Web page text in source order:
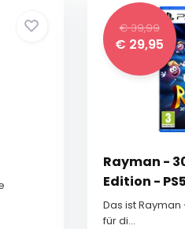
€ 39,99
€ 29,95
Rayman -
Edition - PS5
Das ist
für di...